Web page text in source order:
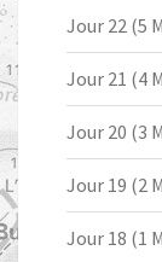
Jour 22 (5
Jour 21 (4
Jour 20 (3
Jour 19 (2
Jour 18 (1